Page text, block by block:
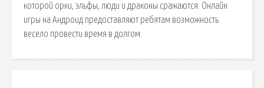
которой орки, эльфы, люди и драконы сражаются. Онлайн
игры на Андроид предоставляют ребятам возможность
весело провести время в долгом.